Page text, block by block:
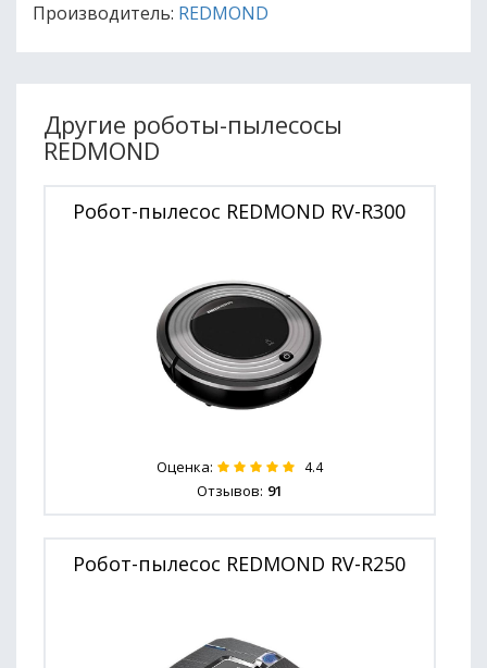
Производитель: REDMOND
Другие роботы-пылесосы
REDMOND
Робот-пылесос REDMOND RV-R300
Оценка: 4.4
Отзывов: 91
Робот-пылесос REDMOND RV-R250